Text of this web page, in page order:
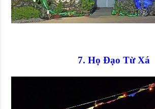
7. Họ Đạo Từ Xá